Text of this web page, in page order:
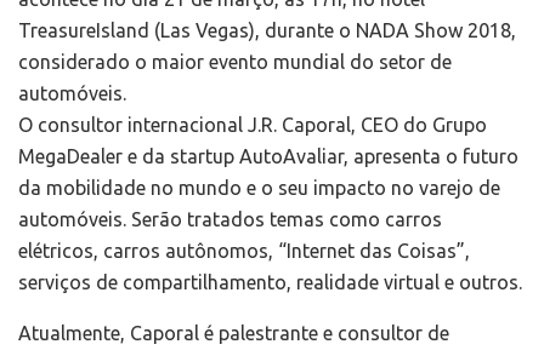
TreasureIsland (Las Vegas), durante o NADA Show 2018,
considerado o maior evento mundial do setor de
automóveis.
O consultor internacional J.R. Caporal, CEO do Grupo
MegaDealer e da startup AutoAvaliar, apresenta o futuro
da mobilidade no mundo e o seu impacto no varejo de
automóveis. Serão tratados temas como carros
elétricos, carros autônomos, “Internet das Coisas”,
serviços de compartilhamento, realidade virtual e outros.
Atualmente, Caporal é palestrante e consultor de